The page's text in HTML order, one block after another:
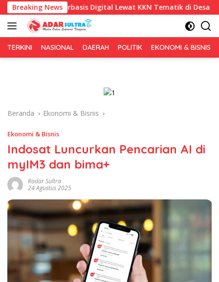
Langsung
ke
konten
Breaking News
Digital Lewat KKN Tematik di Desa Alebo
TERKINI NASIONAL DAERAH POLITIK EKONOMI & BISNIS
Beranda Ekonomi & Bisnis
Ekonomi & Bisnis
Indosat Luncurkan Pencarian AI di
myIM3 dan bima+
Radar Sultra
24 Agustus 2025